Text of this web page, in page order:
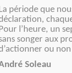
période que
l’heure, un
songer aux
ou
Soleau